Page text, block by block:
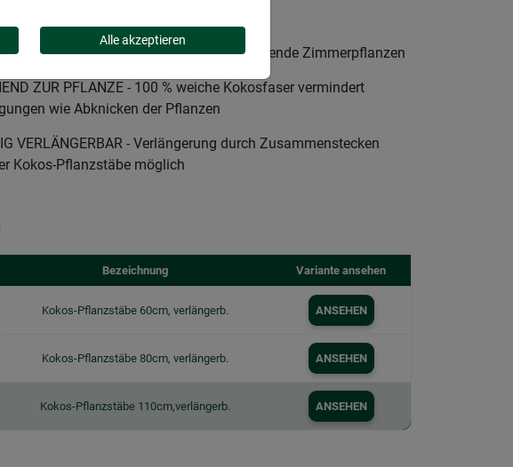
STÜTZE - Pflanzstab für hochwachsende Zimmerpflanzen
ZUR PFLANZE - 100 % weiche Kokosfaser vermindert
wie Abknicken der Pflanzen
VERLÄNGERBAR - Verlängerung durch Zusammenstecken
Kokos-Pflanzstäbe möglich
Bezeichnung Variante ansehen
Kokos-Pflanzstäbe 60cm, verlängerb. ANSEHEN
Kokos-Pflanzstäbe 80cm, verlängerb. ANSEHEN
Kokos-Pflanzstäbe 110cm,verlängerb. ANSEHEN
Alle akzeptieren